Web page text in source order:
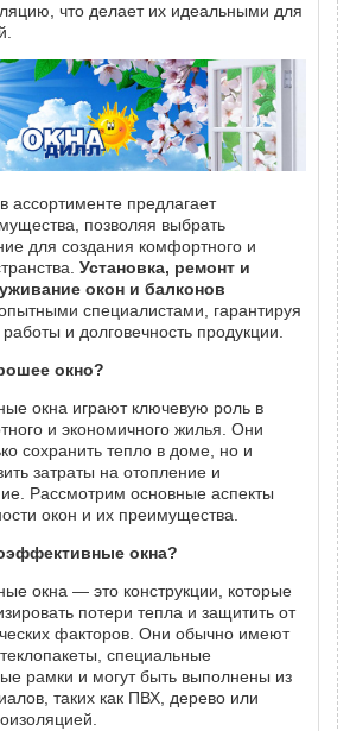
что делает их идеальными для
ассортименте предлагает
позволяя выбрать
для создания комфортного и
Установка, ремонт и
окон и балконов
специалистами, гарантируя
и долговечность продукции.
окно?
окна играют ключевую роль в
и экономичного жилья. Они
сохранить тепло в доме, но и
затраты на отопление и
Рассмотрим основные аспекты
окон и их преимущества.
окна?
окна — это конструкции, которые
потери тепла и защитить от
факторов. Они обычно имеют
специальные
рамки и могут быть выполнены из
таких как ПВХ, дерево или